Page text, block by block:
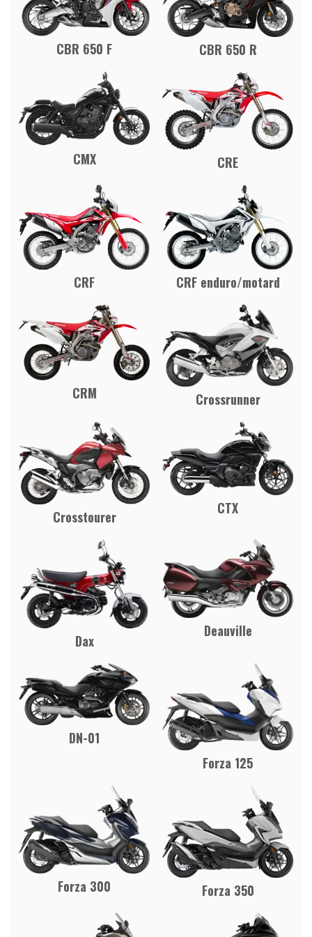
CBR 650 F CBR 650 R
CMX CRE
CRF CRF enduro/motard
CRM Crossrunner
Crosstourer
CTX
Dax
Deauville
DN-01
Forza 125
Forza 300 Forza 350